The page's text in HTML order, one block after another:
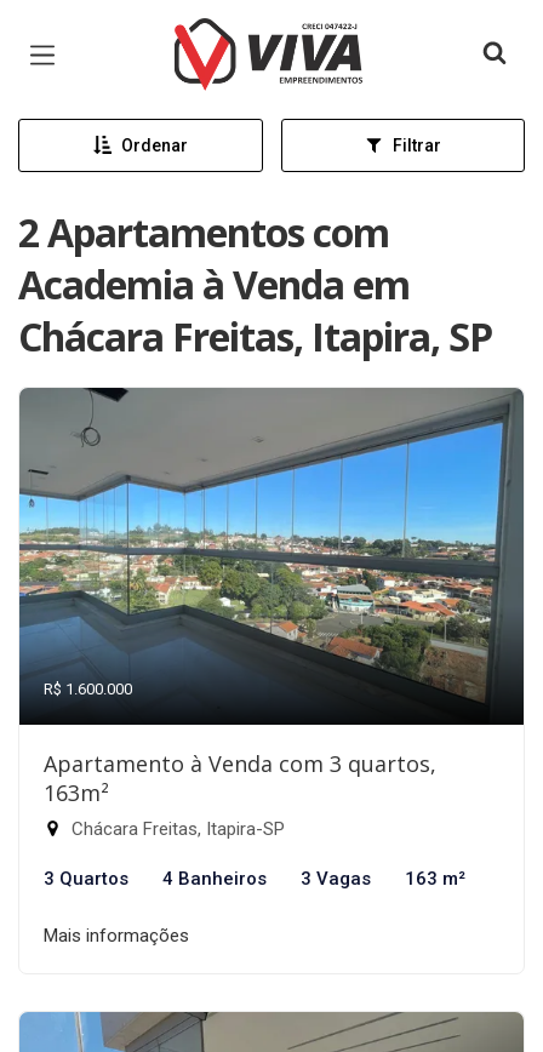
Página inicial
Ordenar Filtrar
2 Apartamentos com
Academia à Venda em
Chácara Freitas, Itapira, SP
R$ 1.600.000
Apartamento à Venda com 3 quartos,
163m²
Chácara Freitas, Itapira-SP
3 Quartos 4 Banheiros 3 Vagas 163 m²
Mais informações